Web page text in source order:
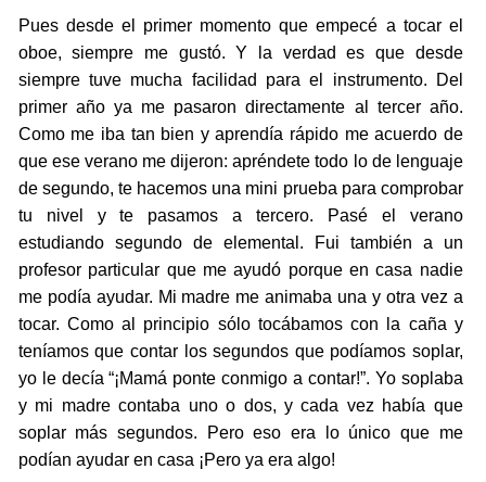
Pues desde el primer momento que empecé a tocar el
oboe, siempre me gustó. Y la verdad es que desde
siempre tuve mucha facilidad para el instrumento. Del
primer año ya me pasaron directamente al tercer año.
Como me iba tan bien y aprendía rápido me acuerdo de
que ese verano me dijeron: apréndete todo lo de lenguaje
de segundo, te hacemos una mini prueba para comprobar
tu nivel y te pasamos a tercero. Pasé el verano
estudiando segundo de elemental. Fui también a un
profesor particular que me ayudó porque en casa nadie
me podía ayudar. Mi madre me animaba una y otra vez a
tocar. Como al principio sólo tocábamos con la caña y
teníamos que contar los segundos que podíamos soplar,
yo le decía “¡Mamá ponte conmigo a contar!”. Yo soplaba
y mi madre contaba uno o dos, y cada vez había que
soplar más segundos. Pero eso era lo único que me
podían ayudar en casa ¡Pero ya era algo!